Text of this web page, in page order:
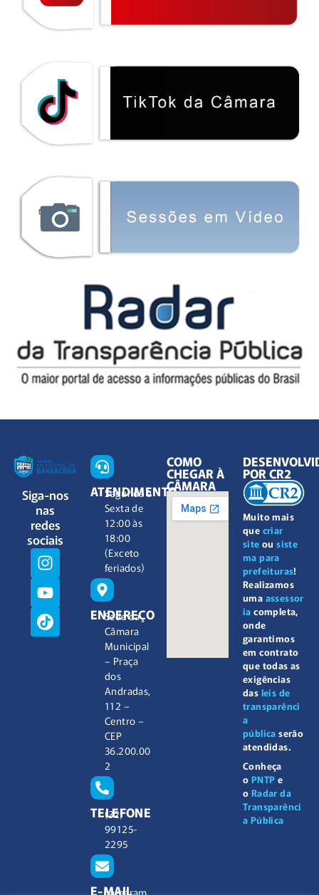
Siga-nos
nas
redes
sociais
ATENDIMENTO
Segunda à
Sexta de
12:00 às
18:00
(Exceto
feriados)
ENDEREÇO
Sede da
Câmara
Municipal
– Praça
dos
Andradas,
112 –
Centro –
CEP
36.200.00
2
TELEFONE
(32)
99125-
2295
E-MAIL
COMO
CHEGAR À
CÂMARA
Muito mais
que criar
site ousiste
ma para
prefeituras!
Realizamos
uma assessor
ia completa,
onde
garantimos
em contrato
que todas as
exigências
das leis de
transparênci
a
pública serão
atendidas.
Conheça
o PNTP e
o Radar da
Transparênci
a Pública
POR CR2